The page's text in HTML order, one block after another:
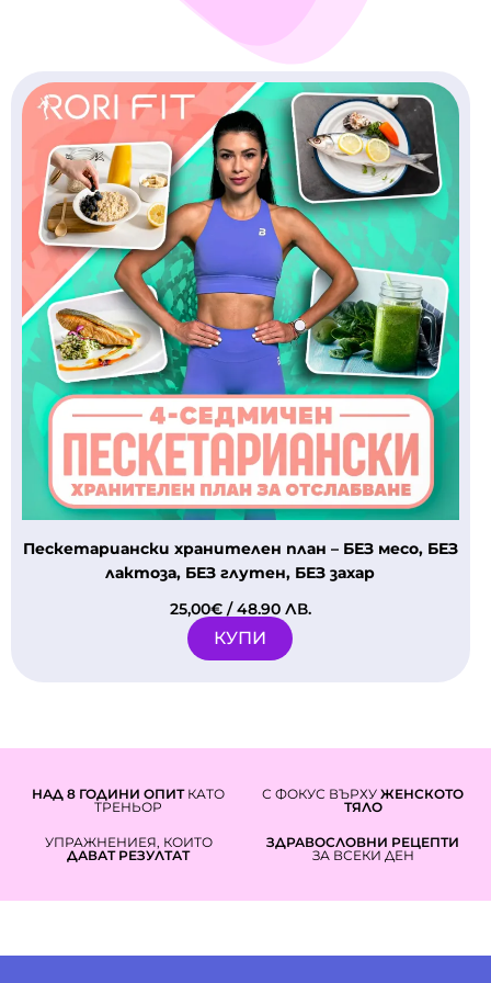
Пескетариански хранителен план – БЕЗ месо, БЕЗ
лактоза, БЕЗ глутен, БЕЗ захар
25,00€ / 48.90 ЛВ.
КУПИ
НАД 8 ГОДИНИ ОПИТ КАТО
ТРЕНЬОР
С ФОКУС ВЪРХУ ЖЕНСКОТО
ТЯЛО
УПРАЖНЕНИЕЯ, КОИТО
ДАВАТ РЕЗУЛТАТ
ЗДРАВОСЛОВНИ РЕЦЕПТИ
ЗА ВСЕКИ ДЕН